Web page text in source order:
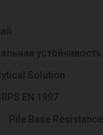
устойчивость
Solution
EN 1997
Pile Base Resistance